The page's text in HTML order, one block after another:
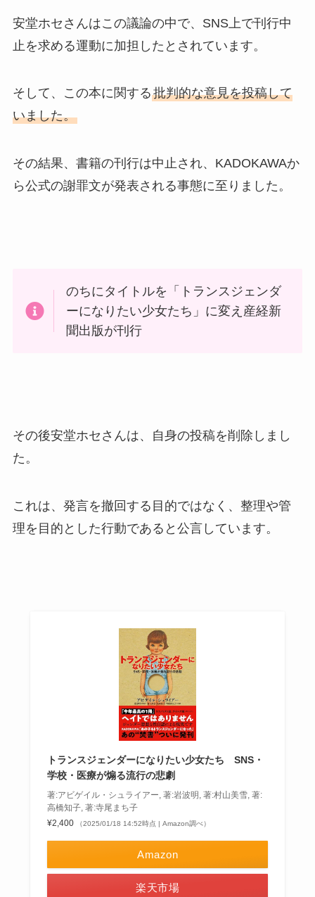
安堂ホセさんはこの議論の中で、SNS上で刊行中
止を求める運動に加担したとされています。
そして、この本に関する批判的な意見を投稿して
いました。
その結果、書籍の刊行は中止され、KADOKAWAか
ら公式の謝罪文が発表される事態に至りました。
のちにタイトルを「トランスジェンダ
ーになりたい少女たち」に変え産経新
聞出版が刊行
その後安堂ホセさんは、自身の投稿を削除しまし
た。
これは、発言を撤回する目的ではなく、整理や管
理を目的とした行動であると公言しています。
トランスジェンダーになりたい少女たち SNS・
学校・医療が煽る流行の悲劇
著:アビゲイル・シュライアー, 著:岩波明, 著:村山美雪, 著:
高橋知子, 著:寺尾まち子
¥2,400
（2025/01/18 14:52時点 | Amazon調べ）
Amazon
楽天市場